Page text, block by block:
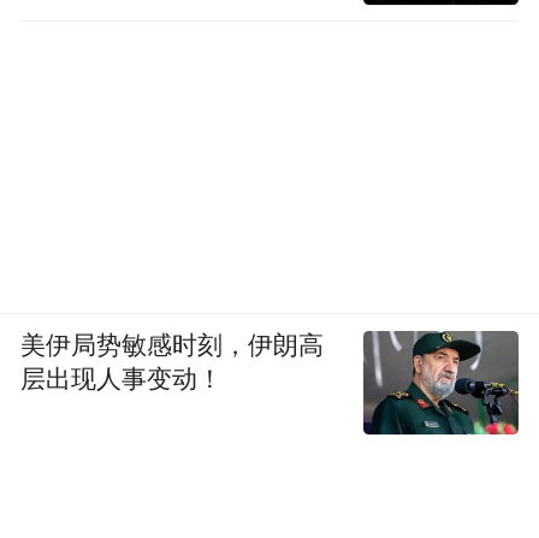
美伊局势敏感时刻，伊朗高
层出现人事变动！